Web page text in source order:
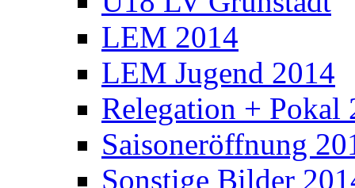
LEM 2014
LEM Jugend 2014
Relegation + Pokal
Saisoneröffnung
Sonstige Bilder